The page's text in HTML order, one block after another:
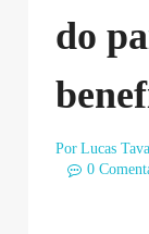
do
Por Lucas
0